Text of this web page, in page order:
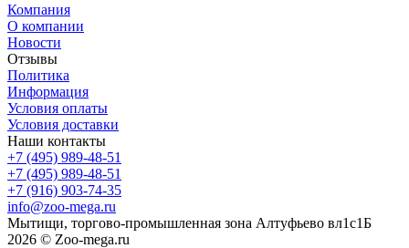
Компания
О компании
Новости
Отзывы
Политика
Информация
Условия оплаты
Условия доставки
Наши контакты
+7 (495) 989-48-51
+7 (495) 989-48-51
+7 (916) 903-74-35
info@zoo-mega.ru
Мытищи, торгово-промышленная зона Алтуфьево вл1с1Б
2026 © Zoo-mega.ru